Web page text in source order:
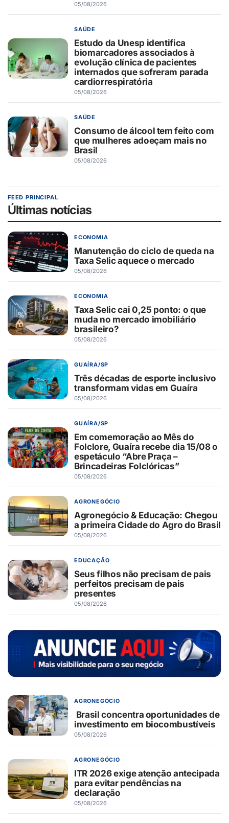
05/08/2026
SAÚDE
Estudo da Unesp identifica
biomarcadores associados à
evolução clínica de pacientes
internados que sofreram parada
cardiorrespiratória
05/08/2026
SAÚDE
Consumo de álcool tem feito com
que mulheres adoeçam mais no
Brasil
05/08/2026
FEED PRINCIPAL
Últimas notícias
ECONOMIA
Manutenção do ciclo de queda na
Taxa Selic aquece o mercado
05/08/2026
ECONOMIA
Taxa Selic cai 0,25 ponto: o que
muda no mercado imobiliário
brasileiro?
05/08/2026
GUAÍRA/SP
Três décadas de esporte inclusivo
transformam vidas em Guaíra
05/08/2026
GUAÍRA/SP
Em comemoração ao Mês do
Folclore, Guaíra recebe dia 15/08 o
espetáculo “Abre Praça –
Brincadeiras Folclóricas”
05/08/2026
AGRONEGÓCIO
Agronegócio & Educação: Chegou
a primeira Cidade do Agro do Brasil
05/08/2026
EDUCAÇÃO
Seus filhos não precisam de pais
perfeitos precisam de pais
presentes
05/08/2026
AGRONEGÓCIO
Brasil concentra oportunidades de
investimento em biocombustíveis
05/08/2026
AGRONEGÓCIO
ITR 2026 exige atenção antecipada
para evitar pendências na
declaração
05/08/2026